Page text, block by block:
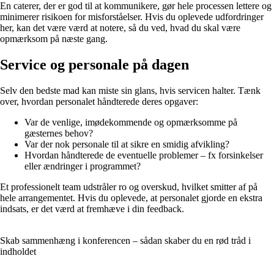
En caterer, der er god til at kommunikere, gør hele processen lettere og
minimerer risikoen for misforståelser. Hvis du oplevede udfordringer
her, kan det være værd at notere, så du ved, hvad du skal være
opmærksom på næste gang.
Service og personale på dagen
Selv den bedste mad kan miste sin glans, hvis servicen halter. Tænk
over, hvordan personalet håndterede deres opgaver:
Var de venlige, imødekommende og opmærksomme på
gæsternes behov?
Var der nok personale til at sikre en smidig afvikling?
Hvordan håndterede de eventuelle problemer – fx forsinkelser
eller ændringer i programmet?
Et professionelt team udstråler ro og overskud, hvilket smitter af på
hele arrangementet. Hvis du oplevede, at personalet gjorde en ekstra
indsats, er det værd at fremhæve i din feedback.
Skab sammenhæng i konferencen – sådan skaber du en rød tråd i
indholdet